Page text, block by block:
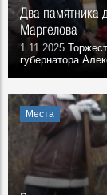
Два памятника
Маргелова
1.11.2025
губернатора
Места